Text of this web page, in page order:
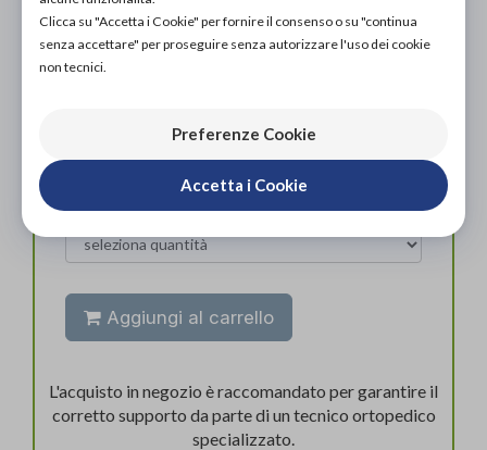
PROVA E NOLEGGIA IN NEGOZIO
NON DISPONIBILE
Aggiungi al carrello
L'acquisto in negozio è raccomandato per garantire il
corretto supporto da parte di un tecnico ortopedico
specializzato.
Clicca su "Accetta i Cookie" per fornire il consenso o su "continua
senza accettare" per proseguire senza autorizzare l'uso dei cookie
non tecnici.
Preferenze Cookie
Accetta i Cookie